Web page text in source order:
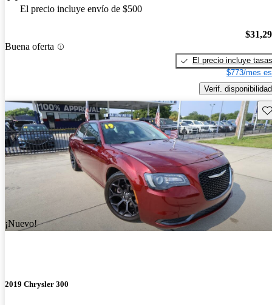
El precio incluye envío de $500
Buena oferta
El precio incluye tasas
$773/mes
Verif. disponibilidad
¡Nuevo!
2019 Chrysler 300